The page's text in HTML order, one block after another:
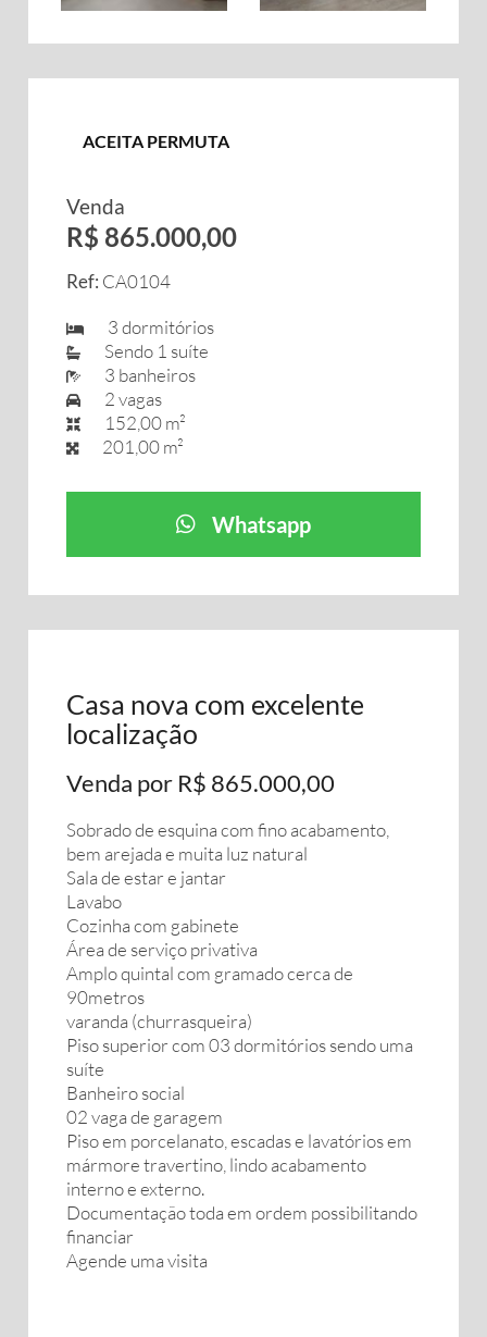
ACEITA PERMUTA
Venda
R$ 865.000,00
Ref: CA0104
3 dormitórios
Sendo 1 suíte
3 banheiros
2 vagas
152,00 m²
201,00 m²
Whatsapp
Casa nova com excelente
localização
Venda por R$ 865.000,00
Sobrado de esquina com fino acabamento,
bem arejada e muita luz natural
Sala de estar e jantar
Lavabo
Cozinha com gabinete
Área de serviço privativa
Amplo quintal com gramado cerca de
90metros
varanda (churrasqueira)
Piso superior com 03 dormitórios sendo uma
suíte
Banheiro social
02 vaga de garagem
Piso em porcelanato, escadas e lavatórios em
mármore travertino, lindo acabamento
interno e externo.
Documentação toda em ordem possibilitando
financiar
Agende uma visita